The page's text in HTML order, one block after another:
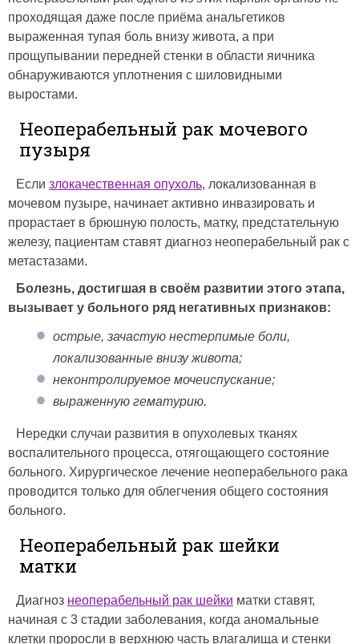
проходящая даже после приёма анальгетиков
выраженная тупая боль внизу живота, а при
прощупывании передней стенки в области яичника
обнаруживаются уплотнения с шиловидными
выростами.
Неоперабельный рак мочевого
пузыря
Если злокачественная опухоль, локализованная в
мочевом пузыре, начинает активно инвазировать и
прорастает в брюшную полость, матку, предстательную
железу, пациентам ставят диагноз неоперабельный рак с
метастазами.
Болезнь, достигшая в своём развитии этого этапа,
вызывает у больного ряд негативных признаков:
острые, зачастую нестерпимые боли,
локализованные внизу живота;
неконтролируемое мочеиспускание;
выраженную гематурию.
Нередки случаи развития в опухолевых тканях
воспалительного процесса, отягощающего состояние
больного. Хирургическое лечение неоперабельного рака
проводится только для облегчения общего состояния
больного.
Неоперабельный рак шейки
матки
Диагноз неоперабельный рак шейки матки ставят,
начиная с 3 стадии заболевания, когда аномальные
клетки проросли в верхнюю часть влагалища и стенки